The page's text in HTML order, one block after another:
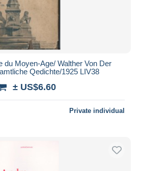
du Moyen-Age/ Walther Von Der
Qedichte/1925 LIV38
± US$6.60
Private individual